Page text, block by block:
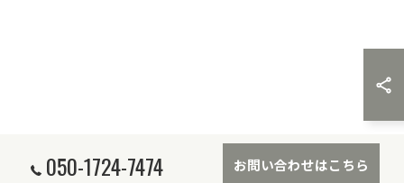
050-1724-7474 お問い合わせはこちら